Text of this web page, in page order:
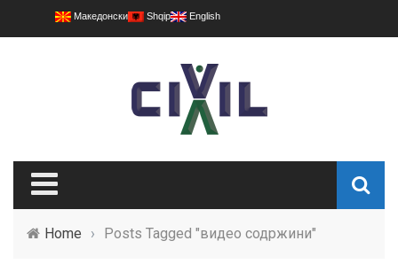
Македонски Shqip English
Home › Posts Tagged "видео содржини"